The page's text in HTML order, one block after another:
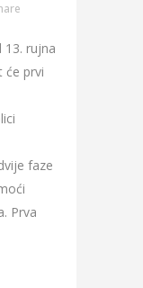
13. rujna
će prvi
faze
Prva